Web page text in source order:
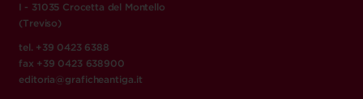
I - 31035 Crocetta del Montello
(Treviso)
tel. +39 0423 6388
fax +39 0423 638900
editoria@graficheantiga.it